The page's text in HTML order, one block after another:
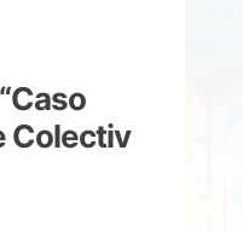
Colectiv